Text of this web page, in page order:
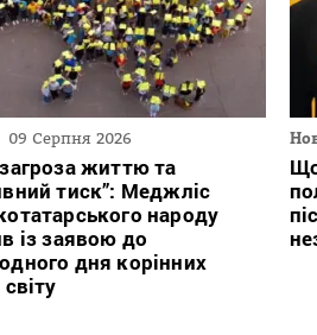
09 Серпня 2026
життю та
тиск”: Меджліс
народу
із заявою до
дня корінних